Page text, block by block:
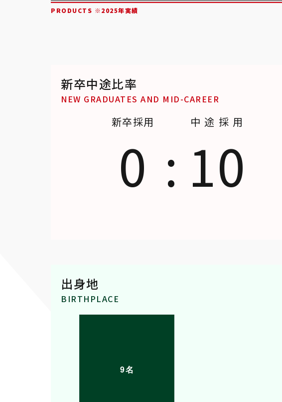
PRODUCTS ※2025年実績
新卒中途比率
NEW GRADUATES AND MID-CAREER
0
新卒採用
: 10
中途採用
出身地
BIRTHPLACE